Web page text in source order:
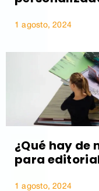
1 agosto, 2024
¿Qué hay de
para
1 agosto, 2024